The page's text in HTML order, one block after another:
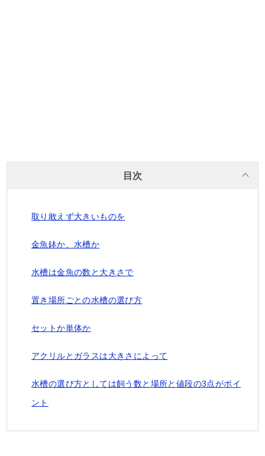
目次
取り敢えず大きいものを
金魚鉢か、水槽か
水槽は金魚の数と大きさで
置き場所ごとの水槽の選び方
セットか単体か
アクリルとガラスは大きさによって
水槽の選び方としては飼う数と場所と値段の3点がポイ
ント